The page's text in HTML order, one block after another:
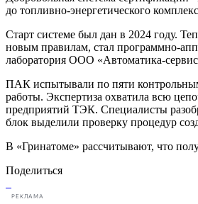
до топливно-энергетического
Старт системе был дан в 2024 году.
новым правилам, стал программно-
лаборатория ООО «Автоматика-
ПАК испытывали по пяти контрольным
работы. Экспертиза охватила всю
предприятий ТЭК. Специалисты
блок выделили проверку процедур
В «Гринатоме» рассчитывают, что
Поделиться
РЕКЛАМА